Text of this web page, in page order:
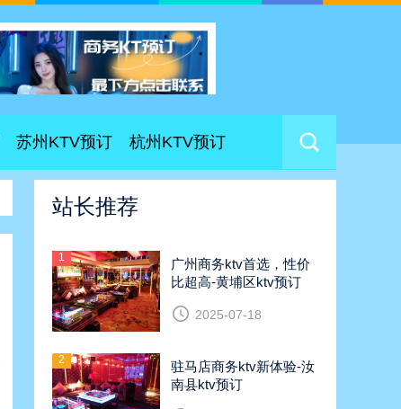
苏州KTV预订 杭州KTV预订
站长推荐
1
广州商务ktv首选，性价
比超高-黄埔区ktv预订
2025-07-18
2
驻马店商务ktv新体验-汝
南县ktv预订